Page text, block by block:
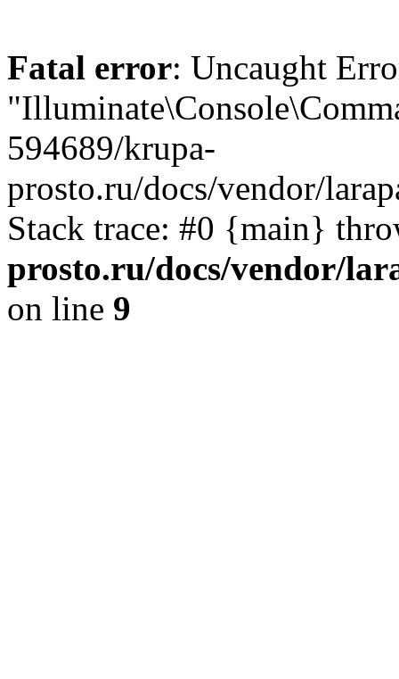
Fatal error: Uncaught
594689/krupa-
prosto.ru/docs/vendor/
Stack trace: #0 {main}
prosto.ru/docs/vendor/
on line 9